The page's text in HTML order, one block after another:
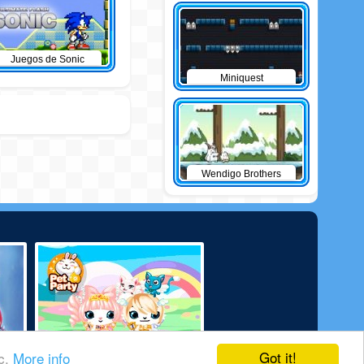
Got it!
More info
Juegos de Sonic
Miniquest
Wendigo Brothers